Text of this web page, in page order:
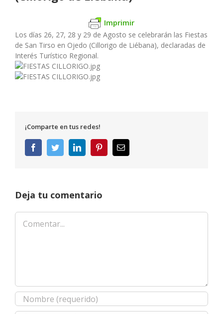
Imprimir
Los días 26, 27, 28 y 29 de Agosto se celebrarán las Fiestas
de San Tirso en Ojedo (Cillorigo de Liébana), declaradas de
Interés Turístico Regional.
¡Comparte en tus redes!
FacebookTwitterLinkedInPinterestCorreo
electrónico
Deja tu comentario
Comentar